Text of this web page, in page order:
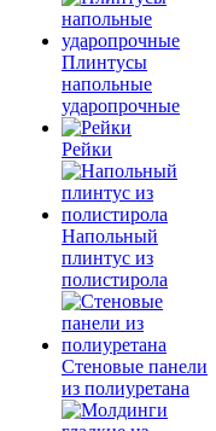
Плинтусы
напольные
ударопрочные
Рейки
Напольный
плинтус из
полистирола
Стеновые панели
из полиуретана